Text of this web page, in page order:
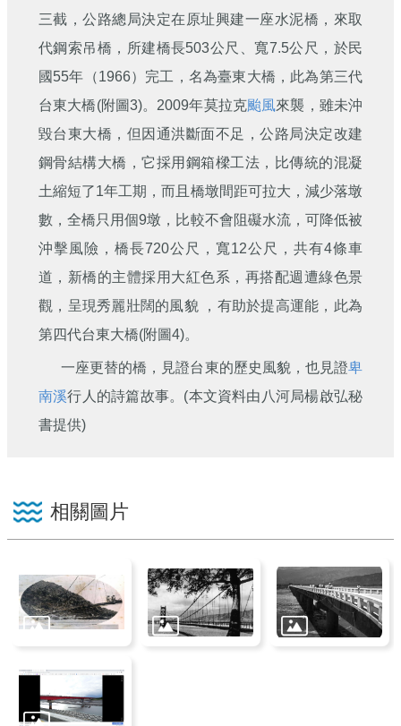
三截，公路總局決定在原址興建一座水泥橋，來取
代鋼索吊橋，所建橋長503公尺、寬7.5公尺，於民
國55年（1966）完工，名為臺東大橋，此為第三代
台東大橋(附圖3)。2009年莫拉克颱風來襲，雖未沖
毀台東大橋，但因通洪斷面不足，公路局決定改建
鋼骨結構大橋，它採用鋼箱樑工法，比傳統的混凝
土縮短了1年工期，而且橋墩間距可拉大，減少落墩
數，全橋只用個9墩，比較不會阻礙水流，可降低被
沖擊風險，橋長720公尺，寬12公尺，共有4條車
道，新橋的主體採用大紅色系，再搭配週遭綠色景
觀，呈現秀麗壯闊的風貌 ，有助於提高運能，此為
第四代台東大橋(附圖4)。
一座更替的橋，見證台東的歷史風貌，也見證卑
南溪行人的詩篇故事。(本文資料由八河局楊啟弘秘
書提供)
相關圖片